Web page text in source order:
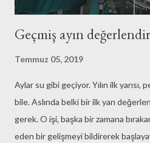
Geçmiş ayın
Temmuz 05, 2019
Aylar su gibi geçiyor. Yılın ilk
bile. Aslında belki bir ilk yarı
gerek. O işi, başka bir zamana
eden bir gelişmeyi bildirerek